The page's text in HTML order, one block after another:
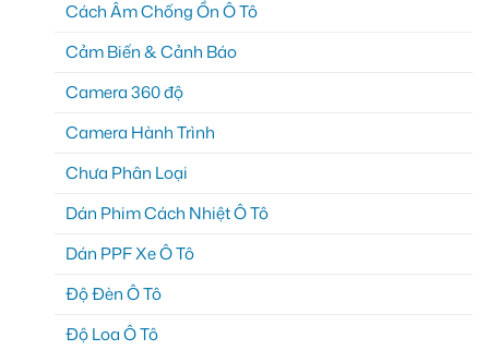
Cách Âm Chống Ồn Ô Tô
Cảm Biến & Cảnh Báo
Camera 360 độ
Camera Hành Trình
Chưa Phân Loại
Dán Phim Cách Nhiệt Ô Tô
Dán PPF Xe Ô Tô
Độ Đèn Ô Tô
Độ Loa Ô Tô